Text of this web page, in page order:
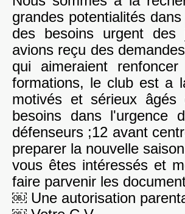
grandes potentialités
des besoins urgent
avions reçu des
qui aimeraient
formations, le club est a
motivés et sérieux
besoins dans l'urgence
défenseurs ;12 avant
preparer la nouvelle
vous êtes intéressés et
faire parvenir les
￼ Une autorisation